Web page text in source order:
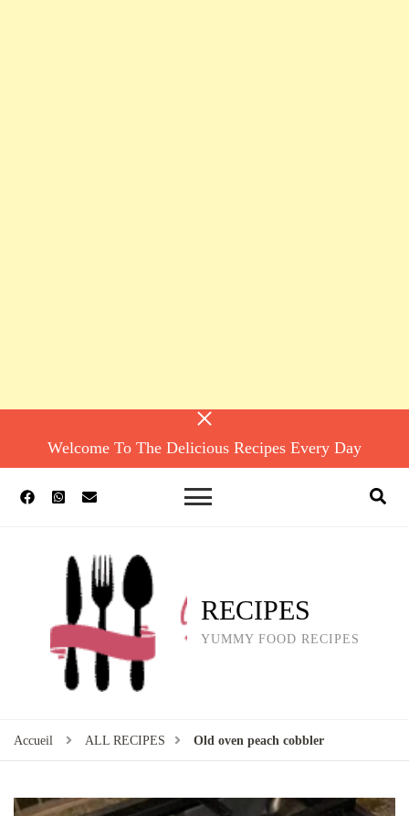
Welcome To The Delicious Recipes Every Day
RECIPES
YUMMY FOOD RECIPES
Accueil ALL RECIPES Old oven peach cobbler